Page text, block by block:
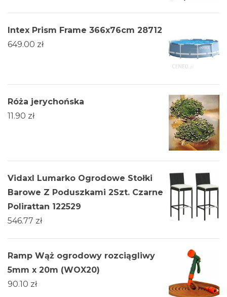
Intex Prism Frame 366x76cm 28712
649.00 zł
Róża jerychońska
11.90 zł
Vidaxl Lumarko Ogrodowe Stołki
Barowe Z Poduszkami 2Szt. Czarne
Polirattan 122529
546.77 zł
Ramp Wąż ogrodowy rozciągliwy
5mm x 20m (WOX20)
90.10 zł